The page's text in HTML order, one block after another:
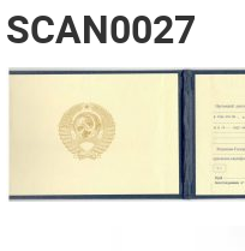
SCAN0027